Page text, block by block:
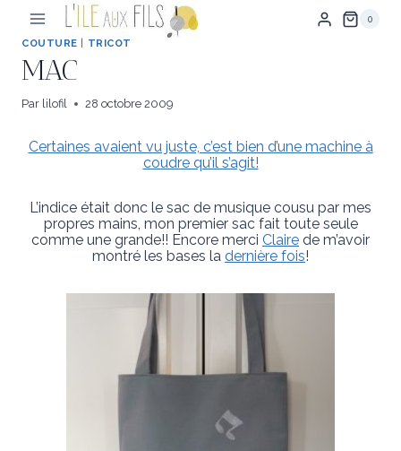
contenu
0
COUTURE TRICOT
MAC
Par lilofil 28 octobre 2009
Certaines avaient vu juste, c’est bien d’une machine à
coudre qu’il s’agit!
L’indice était donc le sac de musique cousu par mes
propres mains, mon premier sac fait toute seule
comme une grande!! Encore merci Claire de m’avoir
montré les bases la dernière fois!